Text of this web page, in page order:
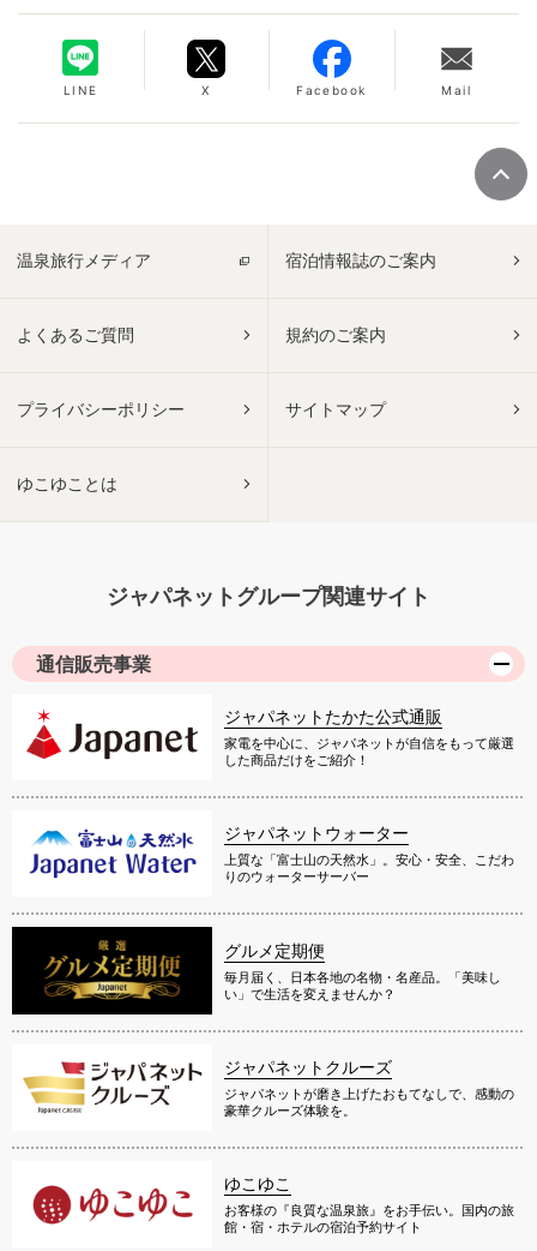
LINE X Facebook Mail
温泉旅行メディア 宿泊情報誌のご案内
よくあるご質問 規約のご案内
プライバシーポリシー サイトマップ
ゆこゆことは
ジャパネットグループ関連サイト
通信販売事業
ジャパネットたかた公式通販
家電を中心に、ジャパネットが自信をもって厳選
した商品だけをご紹介！
ジャパネットウォーター
上質な「富士山の天然水」。安心・安全、こだわ
りのウォーターサーバー
グルメ定期便
毎月届く、日本各地の名物・名産品。「美味し
い」で生活を変えませんか？
ジャパネットクルーズ
ジャパネットが磨き上げたおもてなしで、感動の
豪華クルーズ体験を。
ゆこゆこ
お客様の『良質な温泉旅』をお手伝い。国内の旅
館・宿・ホテルの宿泊予約サイト